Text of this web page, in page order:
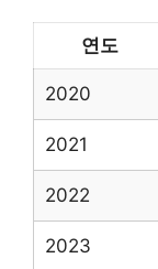
연도
2020
2021
2022
2023